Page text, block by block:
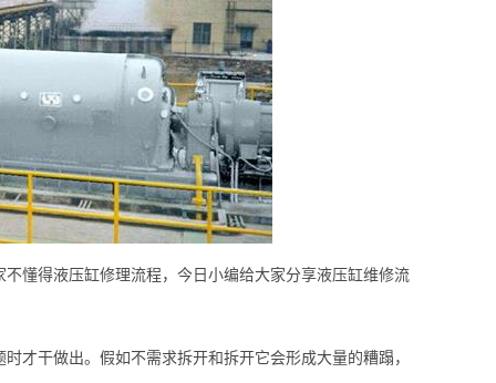
懂得液压缸修理流程，今日小编给大家分享液压缸维修流
才干做出。假如不需求拆开和拆开它会形成大量的糟蹋，